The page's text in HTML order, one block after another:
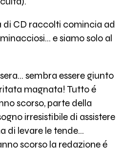
CD raccolti comincia ad
e siamo solo al
sembra essere giunto
magnata! Tutto é
scorso, parte della
irresistibile di assistere
di levare le tende...
scorso la redazione é